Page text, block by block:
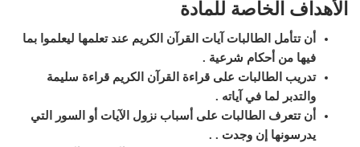
الأهداف الخاصة للمادة
أن تتأمل الطالبات آيات القرآن الكريم عند تعلمها ليعلموا بما
فيها من أحكام شرعية .
تدريب الطالبات على قراءة القرآن الكريم قراءة سليمة
والتدبر لما في آياته .
أن تتعرف الطالبات على أسباب نزول الآيات أو السور التي
يدرسونها إن وجدت . .